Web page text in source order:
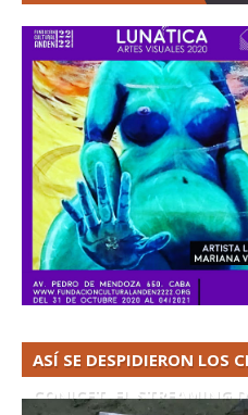
ASÍ SE DESPIDIERON LOS
CONICET. EL STREAMING